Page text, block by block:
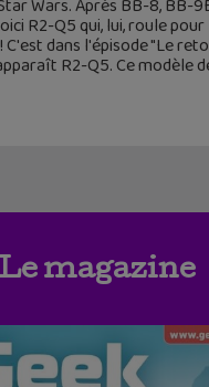
Wars. Après BB-8, BB-
R2-Q5 qui, lui, roule pour
C'est dans l'épisode "Le
R2-Q5. Ce modèle
magazine